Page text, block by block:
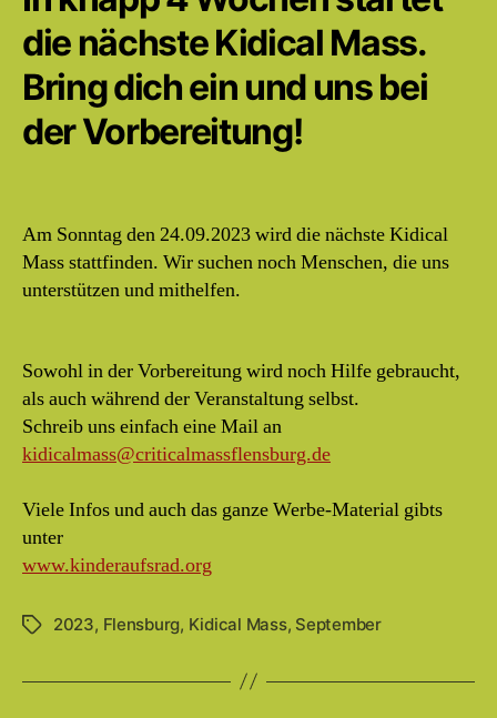
die nächste Kidical Mass.
Bring dich ein und uns bei
der Vorbereitung!
Am Sonntag den 24.09.2023 wird die nächste Kidical
Mass stattfinden. Wir suchen noch Menschen, die uns
unterstützen und mithelfen.
Sowohl in der Vorbereitung wird noch Hilfe gebraucht,
als auch während der Veranstaltung selbst.
Schreib uns einfach eine Mail an
kidicalmass@criticalmassflensburg.de
Viele Infos und auch das ganze Werbe-Material gibts
unter
www.kinderaufsrad.org
Schlagwörter
2023, Flensburg, Kidical Mass, September